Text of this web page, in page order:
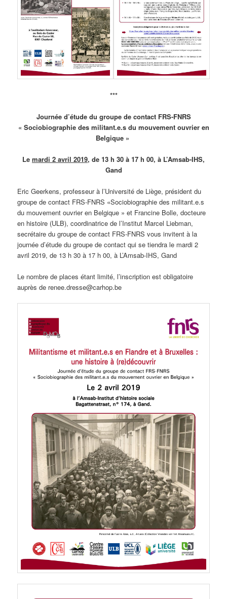
***
Journée d’étude du groupe de contact FRS-FNRS
« Sociobiographie des militant.e.s du mouvement ouvrier en
Belgique »
Le mardi 2 avril 2019, de 13 h 30 à 17 h 00, à L’Amsab-IHS,
Gand
Eric Geerkens, professeur à l’Université de Liège, président du
groupe de contact FRS-FNRS «Sociobiographie des militant.e.s
du mouvement ouvrier en Belgique » et Francine Bolle, docteure
en histoire (ULB), coordinatrice de l’Institut Marcel Liebman,
secrétaire du groupe de contact FRS-FNRS vous invitent à la
journée d’étude du groupe de contact qui se tiendra le mardi 2
avril 2019, de 13 h 30 à 17 h 00, à L’Amsab-IHS, Gand
Le nombre de places étant limité, l’inscription est obligatoire
auprès de renee.dresse@carhop.be